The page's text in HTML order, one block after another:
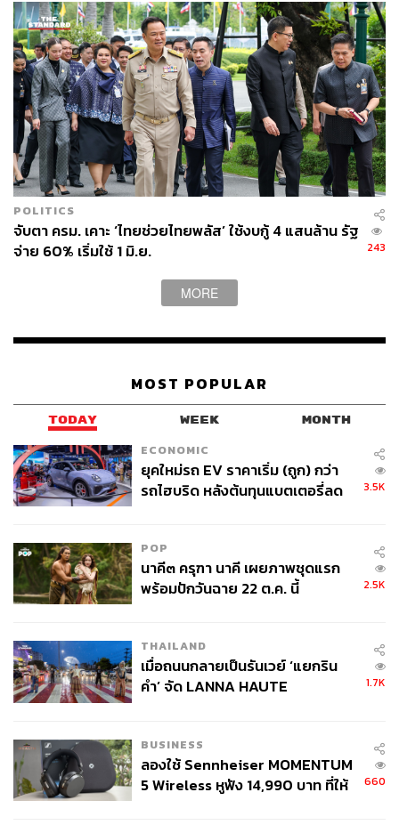
POLITICS
จับตา ครม. เคาะ ‘ไทยช่วยไทยพลัส’ ใช้งบกู้ 4 แสนล้าน รัฐ
จ่าย 60% เริ่มใช้ 1 มิ.ย.
243
MORE
MOST POPULAR
TODAY WEEK MONTH
ECONOMIC
ยุคใหม่รถ EV ราคาเริ่ม (ถูก) กว่า
รถไฮบริด หลังต้นทุนแบตเตอรี่ลด
3.5K
POP
นาคี๓ ครุฑา นาคี เผยภาพชุดแรก
พร้อมปักวันฉาย 22 ต.ค. นี้
2.5K
THAILAND
เมื่อถนนกลายเป็นรันเวย์ ‘แยกริน
คำ’ จัด LANNA HAUTE
1.7K
BUSINESS
ลองใช้ Sennheiser MOMENTUM
5 Wireless หูฟัง 14,990 บาท ที่ให้
660